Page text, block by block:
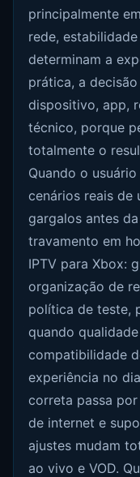
principalmente
rede,
determinam a
prática, a
dispositivo, app,
técnico, porque
totalmente o
Quando o
cenários reais de
gargalos antes
travamento em
IPTV para Xbox:
organização de
política de teste,
quando
compatibilidade
experiência no
correta passa
de internet e
ajustes mudam
ao vivo e VOD.